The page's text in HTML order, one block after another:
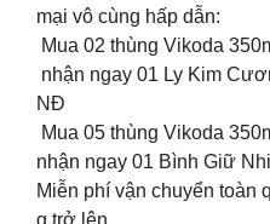
mại vô cùng hấp dẫn:
Mua 02 thùng Vikoda
nhận ngay 01 Ly Kim
NĐ
Mua 05 thùng Vikoda
nhận ngay 01 Bình Giữ
Miễn phí vận chuyển toàn